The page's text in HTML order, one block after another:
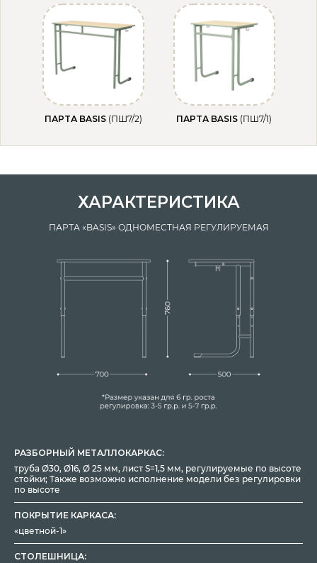
ПАРТА BASIS (ПШ7/2) ПАРТА BASIS (ПШ7/1)
ХАРАКТЕРИСТИКА
ПАРТА «BASIS» ОДНОМЕСТНАЯ РЕГУЛИРУЕМАЯ
РАЗБОРНЫЙ МЕТАЛЛОКАРКАС:
труба Ø30, Ø16, Ø 25 мм, лист S=1,5 мм, регулируемые по высоте
стойки; Также возможно исполнение модели без регулировки
по высоте
ПОКРЫТИЕ КАРКАСА:
«цветной-1»
СТОЛЕШНИЦА: